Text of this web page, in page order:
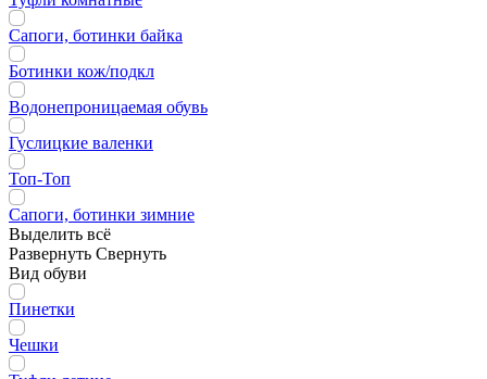
Сапоги, ботинки байка
Ботинки кож/подкл
Водонепроницаемая обувь
Гуслицкие валенки
Топ-Топ
Сапоги, ботинки зимние
Выделить всё
Развернуть Свернуть
Вид обуви
Пинетки
Чешки